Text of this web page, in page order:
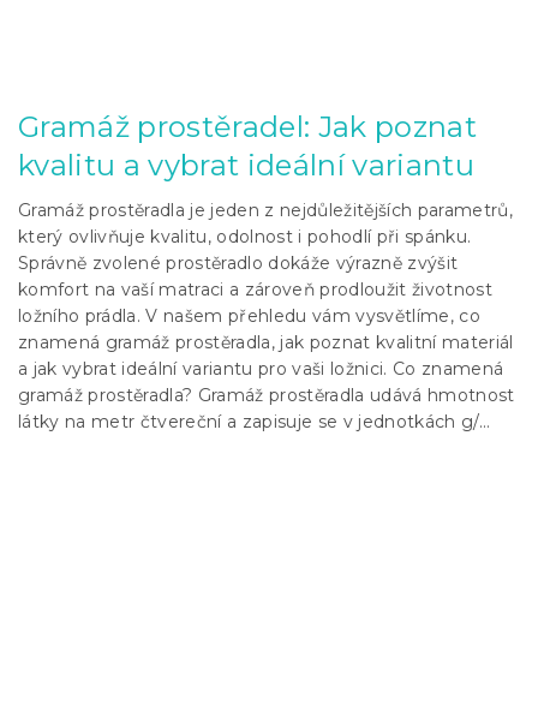
Gramáž prostěradel: Jak poznat
kvalitu a vybrat ideální variantu
Gramáž prostěradla je jeden z nejdůležitějších parametrů,
který ovlivňuje kvalitu, odolnost i pohodlí při spánku.
Správně zvolené prostěradlo dokáže výrazně zvýšit
komfort na vaší matraci a zároveň prodloužit životnost
ložního prádla. V našem přehledu vám vysvětlíme, co
znamená gramáž prostěradla, jak poznat kvalitní materiál
a jak vybrat ideální variantu pro vaši ložnici. Co znamená
gramáž prostěradla? Gramáž prostěradla udává hmotnost
látky na metr čtvereční a zapisuje se v jednotkách g/...